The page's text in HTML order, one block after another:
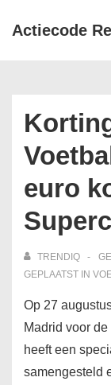
Doorgaan
Actiecode
euro
TRENDIQ
GEPLAATST IN
Op 27
Madrid voor
heeft een
samengesteld